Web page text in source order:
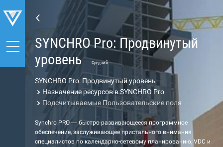
SYNCHRO Pro: Продвинутый
уровень
Средний
SYNCHRO Pro: Продвинутый уровень
Назначение ресурсов в SYNCHRO Pro
Подсчитываемые Пользовательские поля
Synchro PRO — быстро развивающееся программное
обеспечение, заслуживающее пристального внимания
специалистов по календарно-сетевому планированию, VDC и